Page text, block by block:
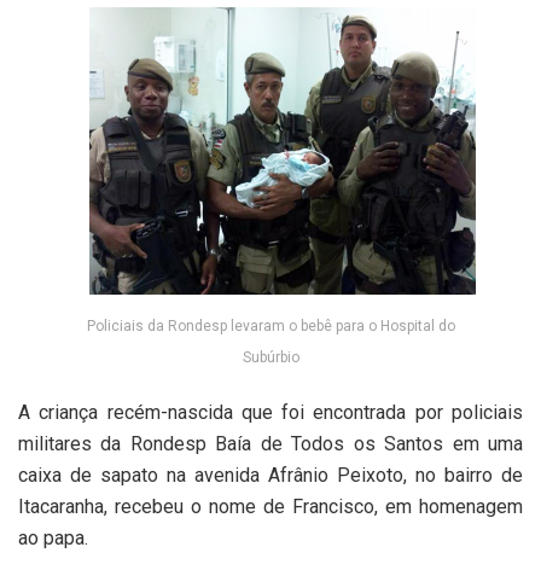
Policiais da Rondesp levaram o bebê para o Hospital do
Subúrbio
A criança recém-nascida que foi encontrada por policiais
militares da Rondesp Baía de Todos os Santos em uma
caixa de sapato na avenida Afrânio Peixoto, no bairro de
Itacaranha, recebeu o nome de Francisco, em homenagem
ao papa.